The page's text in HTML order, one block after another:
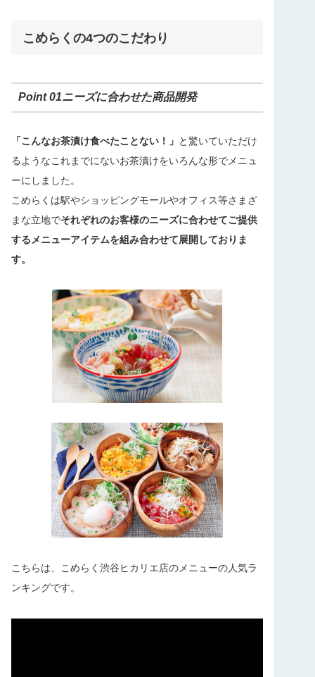
こめらくの4つのこだわり
Point 01ニーズに合わせた商品開発
「こんなお茶漬け食べたことない！」 と驚いていただけ
るようなこれまでにないお茶漬けをいろんな形でメニュ
ーにしました。
こめらくは駅やショッピングモールやオフィス等さまざ
まな立地でそれぞれのお客様のニーズに合わせてご提供
するメニューアイテムを組み合わせて展開しておりま
す。
こちらは、こめらく渋谷ヒカリエ店のメニューの人気ラ
ンキングです。